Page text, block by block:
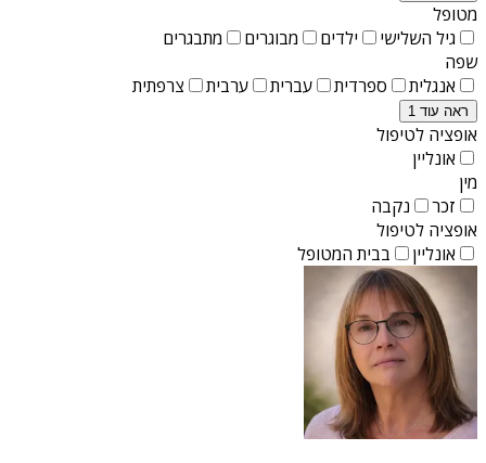
מטופל
גיל השלישי
ילדים מבוגרים
מתבגרים
שפה
אנגלית
ספרדית עברית ערבית צרפתית
ראה עוד 1
אופציה לטיפול
אונליין
מין
זכר
נקבה
אופציה לטיפול
אונליין
בבית המטופל